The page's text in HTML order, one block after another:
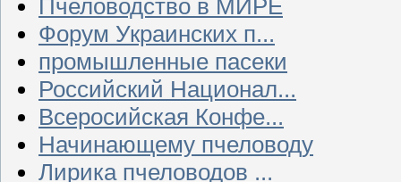
Пчеловодство в МИРЕ
Форум Украинских п...
промышленные пасеки
Российский Национал...
Всеросийская Конфе...
Начинающему пчеловоду
Лирика пчеловодов ...